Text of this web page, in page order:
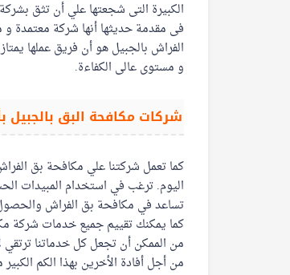
الكبيرة التى شجعتها علي أن تثق
فى مقدمة حديثها أنها شركة معتمدة و
الفراش بالجبيل هو أن فريق عملها
و مستوى عالى الكفاءة.
شركات مكافحة البق
كما تعمل شركتنا علي مكافحة بق
اليوم. ترغب في استخدام المبيدات
تساعد في مكافحة بق الفراش
كما يمكنك تقييم جميع خدمات شركة
من الممكن أن تجعل كل خدماتنا
من أجل أفادة الأخرين بهذا الكم